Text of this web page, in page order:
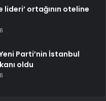
lideri’ ortağının oteline
Parti’nin İstanbul
oldu